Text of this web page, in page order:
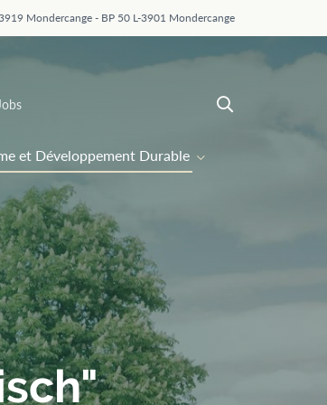
Mondercange - BP 50 L-3901 Mondercange
et Développement Durable